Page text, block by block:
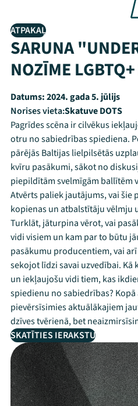
ATPAKAĻ
SARUNA
NOZĪME
Datums:2024. gada 5. jūlijs
Norises vieta:Skatuve DOTS
Pagrīdes scēna ir cilvēkus
otru no sabiedrības spiediena.
pārējās Baltijas lielpilsētās
kvīru pasākumi, sākot no
piepildītām svelmīgām ballītēm
Atvērts paliek jautājums, vai šie
kopienas un atbalstītāju vēlmju
Turklāt, jāturpina vērot, vai
vidi visiem un kam par to būtu
pasākumu producentiem, vai
sekojot līdzi savai uzvedībai. Kā
un iekļaujošu vidi tiem, kas
spiedienu no sabiedrības?
pievērsīsimies aktuālākajiem
dzīves tvērienā, bet
SKATĪTIES IERAKSTU